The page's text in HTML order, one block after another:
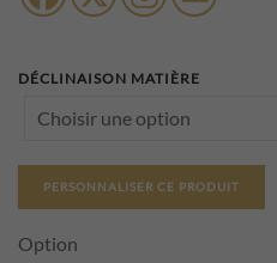
DÉCLINAISON MATIÈRE
PERSONNALISER CE PRODUIT
Option